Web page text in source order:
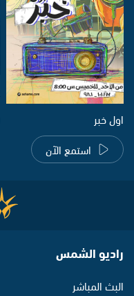
اول خبر
استمع الآن
راديو الشمس
البث المباشر